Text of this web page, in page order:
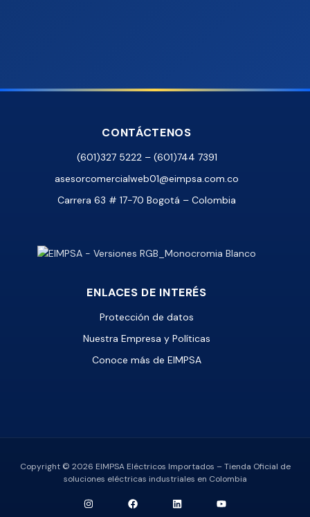
CONTÁCTENOS
(601)327 5222 – (601)744 7391
asesorcomercialweb01@eimpsa.com.co
Carrera 63 # 17-70 Bogotá – Colombia
ENLACES DE INTERÉS
Protección de datos
Nuestra Empresa y Políticas
Conoce más de EIMPSA
Copyright © 2026 EIMPSA Eléctricos Importados – Tienda Oficial de
soluciones eléctricas industriales en Colombia